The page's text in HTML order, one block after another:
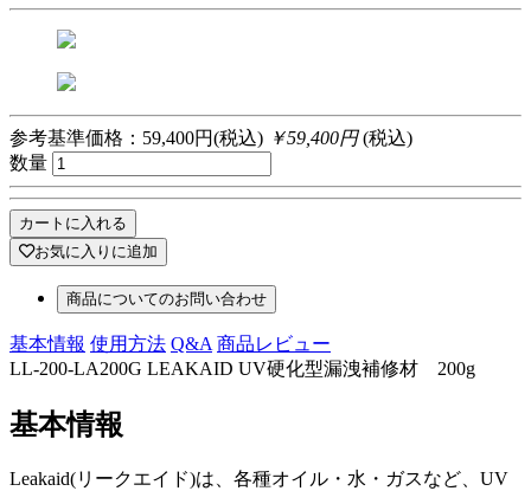
参考基準価格：59,400円(税込) ￥59,400円 (税込)
数量
カートに入れる
お気に入りに追加
商品についてのお問い合わせ
基本情報 使用方法 Q&A 商品レビュー
LL-200-LA200G LEAKAID UV硬化型漏洩補修材 200g
基本情報
Leakaid(リークエイド)は、各種オイル・水・ガスなど、UV